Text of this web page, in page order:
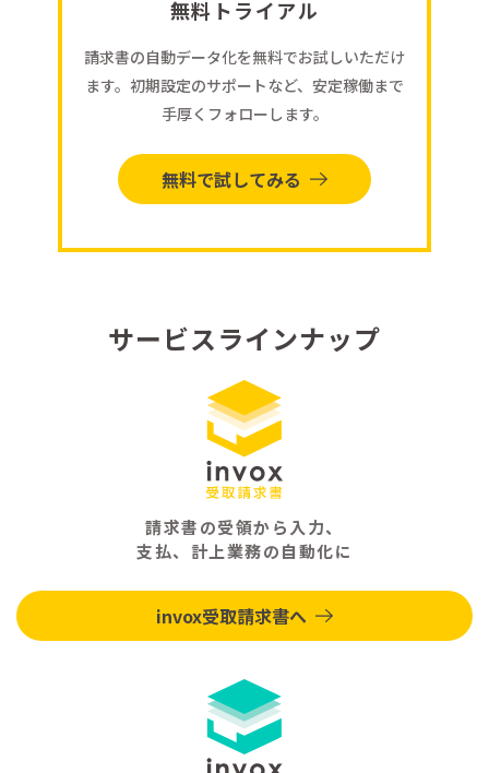
無料トライアル
請求書の自動データ化を無料でお試しいただけ
ます。初期設定のサポートなど、安定稼働まで
手厚くフォローします。
無料で試してみる
サービスラインナップ
請求書の受領から入力、
支払、計上業務の自動化に
invox受取請求書へ